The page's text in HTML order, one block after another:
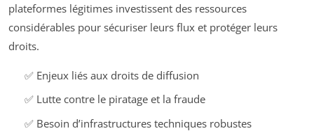
plateformes légitimes investissent des ressources
considérables pour sécuriser leurs flux et protéger leurs
droits.
✅ Enjeux liés aux droits de diffusion
✅ Lutte contre le piratage et la fraude
✅ Besoin d’infrastructures techniques robustes